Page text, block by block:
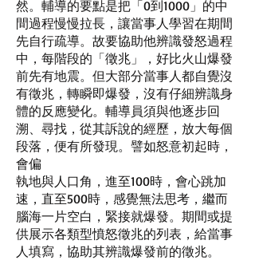
然。輔導的要點是把「0到1000」的中
間過程慢慢拉長，讓當事人學習在期間
先自行疏導。故要協助他辨識發怒過程
中，每階段的「徵兆」，好比火山爆發
前先有地震。但大部分當事人都自覺沒
有徵兆，轉瞬即爆發，沒有仔細辨識身
體的反應變化。輔導員須與他逐步回
溯、尋找，從其訴說的經歷，放大每個
段落，便有所發現。譬如怒意初起時，
會偏
執地與人口角，進至100時，會心跳加
速，直至500時，感覺無法思考，繼而
腦海一片空白，緊接就爆發。期間或提
供展示各類型憤怒徵兆的列表，給當事
人填寫，協助其辨識爆發前的徵兆。